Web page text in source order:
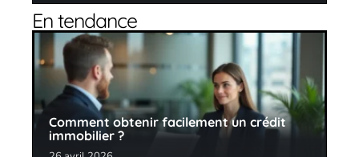
En tendance
Comment obtenir facilement un crédit
immobilier ?